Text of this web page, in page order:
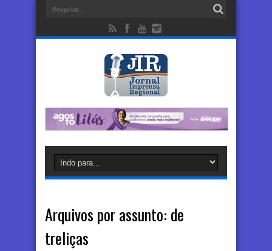
Arquivos por assunto: de
treliças